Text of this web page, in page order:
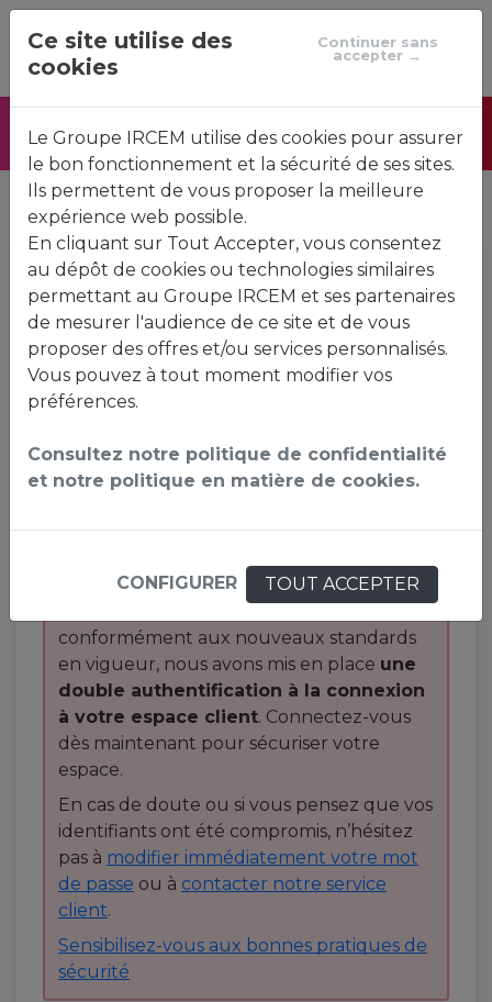
Foire aux questions
Contactez-nous
Bienvenue sur votre
espace client
Sécurité de l'espace client
Face à la montée destentatives
sur les sites internet en France et à
preuve de la plusgrande prudence.
conformément aux nouveaux standards
en vigueur, nous avons mis en place une
double authentification à la connexion
à votre espace client. Connectez-vous
dès maintenant pour sécuriser votre
espace.
En cas de doute ou si vous pensez que vos
identifiants ont été compromis, n’hésitez
pas à modifier immédiatement votre mot
de passe ou à contacter notre service
client.
Sensibilisez-vous aux bonnes pratiques de
sécurité
Ce site utilise des
cookies
Continuer sans
accepter →
Le Groupe IRCEM utilise des cookies pour assurer
le bon fonctionnement et la sécurité de ses sites.
Ils permettent de vous proposer la meilleure
expérience web possible.
En cliquant sur Tout Accepter, vous consentez
au dépôt de cookies ou technologies similaires
permettant au Groupe IRCEM et ses partenaires
de mesurer l'audience de ce site et de vous
proposer des offres et/ou services personnalisés.
Vous pouvez à tout moment modifier vos
préférences.
Consultez notre politique de confidentialité
et notre politique en matière de cookies.
CONFIGURER TOUT ACCEPTER